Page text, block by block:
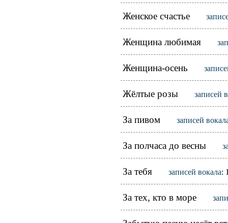
Женское счастье
Женщина любимая
Женщина-осень
Жёлтые розы записей
За пивом записей
За полчаса до весны
За тебя записей вокала:
За тех, кто в море